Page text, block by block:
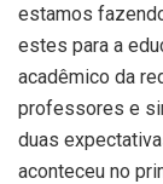
estamos
estes para a
acadêmico da
professores e
duas
aconteceu no